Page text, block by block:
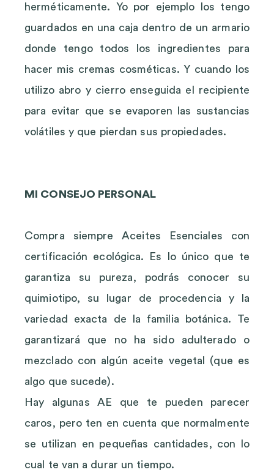
herméticamente. Yo por ejemplo los tengo
guardados en una caja dentro de un armario
donde tengo todos los ingredientes para
hacer mis cremas cosméticas. Y cuando los
utilizo abro y cierro enseguida el recipiente
para evitar que se evaporen las sustancias
volátiles y que pierdan sus propiedades.
MI CONSEJO PERSONAL
Compra siempre Aceites Esenciales con
certificación ecológica. Es lo único que te
garantiza su pureza, podrás conocer su
quimiotipo, su lugar de procedencia y la
variedad exacta de la familia botánica. Te
garantizará que no ha sido adulterado o
mezclado con algún aceite vegetal (que es
algo que sucede).
Hay algunas AE que te pueden parecer
caros, pero ten en cuenta que normalmente
se utilizan en pequeñas cantidades, con lo
cual te van a durar un tiempo.